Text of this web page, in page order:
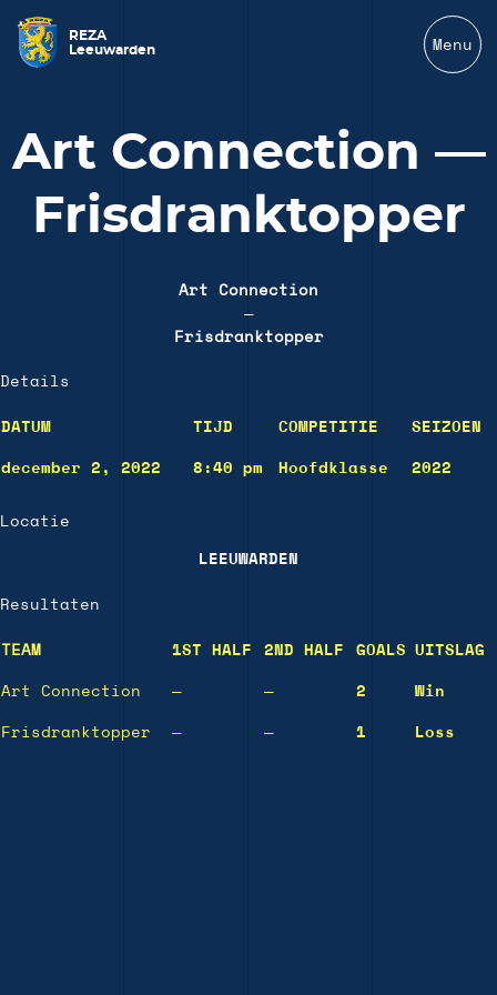
REZA
Leeuwarden
Menu
Art Connection —
Frisdranktopper
Art Connection
—
Frisdranktopper
Details
DATUM TIJD COMPETITIE SEIZOEN
december 2, 2022 8:40 pm Hoofdklasse 2022
Locatie
LEEUWARDEN
Resultaten
TEAM 1ST HALF 2ND HALF GOALS UITSLAG
Art Connection — — 2 Win
Frisdranktopper — — 1 Loss